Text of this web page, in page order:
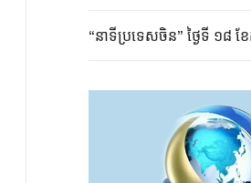
“នាទីប្រទេសចិន” ថ្ងៃទី ១៨ ខ